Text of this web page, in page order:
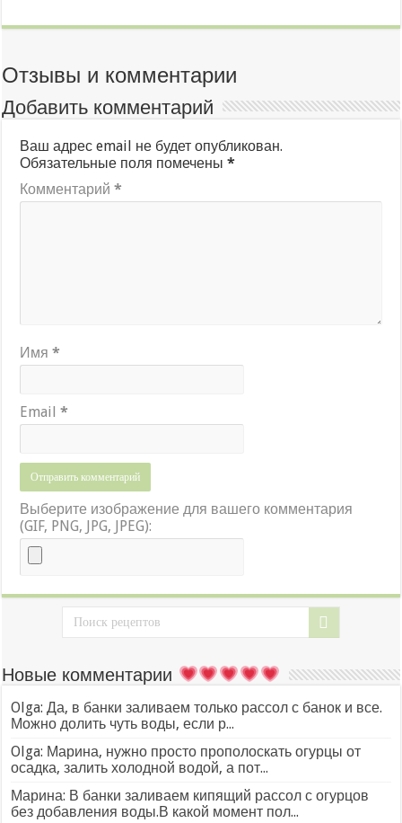
Отзывы и комментарии
Добавить комментарий
Ваш адрес email не будет опубликован.
Обязательные поля помечены*
Комментарий*
Имя*
Email*
Выберите изображение для вашего комментария
(GIF, PNG, JPG, JPEG):
Новые комментарии
Olga: Да, в банки заливаем только рассол с банок и все.
Можно долить чуть воды, если р...
Olga: Марина, нужно просто прополоскать огурцы от
осадка, залить холодной водой, а пот...
Марина: В банки заливаем кипящий рассол с огурцов
без добавления воды.В какой момент пол...